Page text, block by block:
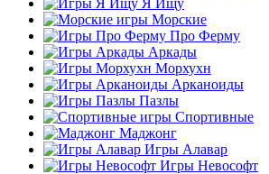
Морские
Про Ферму
Аркады
Морхухн
Арканоиды
Пазлы
Спортивные
Маджонг
Игры Алавар
Игры Невософт